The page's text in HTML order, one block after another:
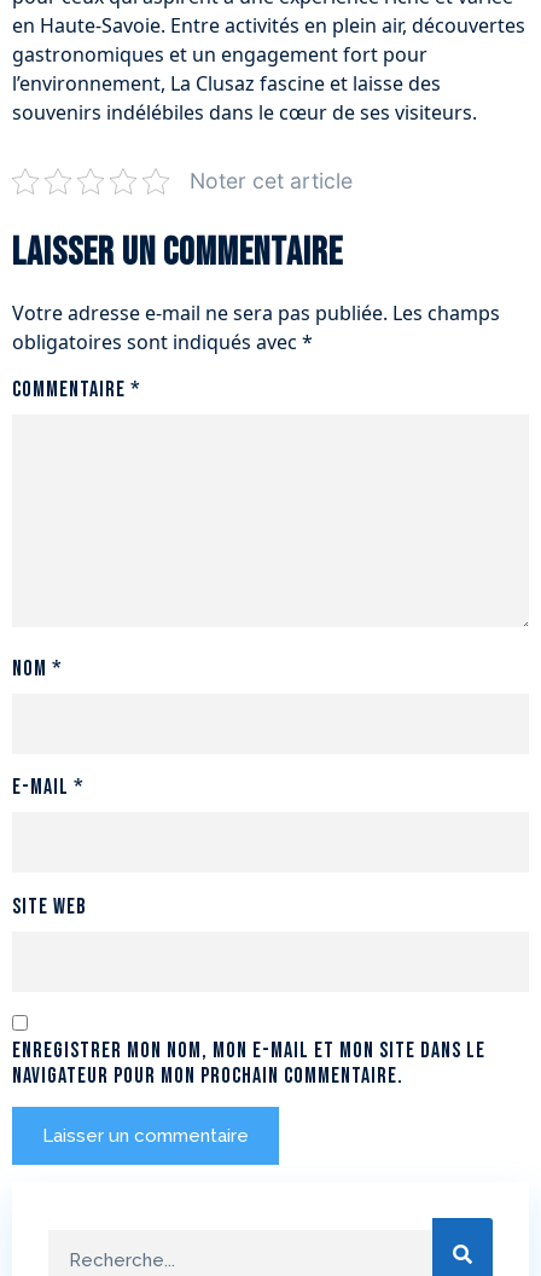
en Haute-Savoie. Entre activités en plein air, découvertes
gastronomiques et un engagement fort pour
l’environnement, La Clusaz fascine et laisse des
souvenirs indélébiles dans le cœur de ses visiteurs.
Noter cet article
Laisser un commentaire
Votre adresse e-mail ne sera pas publiée. Les champs
obligatoires sont indiqués avec *
Commentaire *
Nom *
E-mail *
Site web
Enregistrer mon nom, mon e-mail et mon site dans le
navigateur pour mon prochain commentaire.